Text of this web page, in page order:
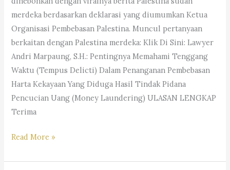
Andri
Marpaung,
S.H.
M.H.-
Dr.
iur
Liona
N.
Supriatna.,
merdeka berdasarkan deklarasi yang diumumkan Ketua
Organisasi Pembebasan Palestina. Muncul pertanyaan
berkaitan dengan Palestina merdeka: Klik Di Sini: Lawyer
Andri Marpaung, S.H.: Pentingnya Memahami Tenggang
Waktu (Tempus Delicti) Dalam Penanganan Pembebasan
Harta Kekayaan Yang Diduga Hasil Tindak Pidana
Pencucian Uang (Money Laundering) ULASAN LENGKAP
Terima
Trending
Status
Read More »